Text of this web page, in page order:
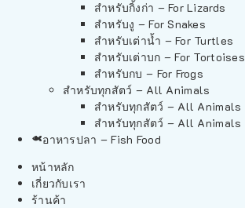
สำหรับกิ้งก่า – For Lizards
สำหรับงู – For Snakes
สำหรับเต่าน้ำ – For Turtles
สำหรับเต่าบก – For Tortoises
สำหรับกบ – For Frogs
สำหรับทุกสัตว์ – All Animals
สำหรับทุกสัตว์ – All Animals
สำหรับทุกสัตว์ – All Animals
อาหารปลา – Fish Food
หน้าหลัก
เกี่ยวกับเรา
ร้านค้า